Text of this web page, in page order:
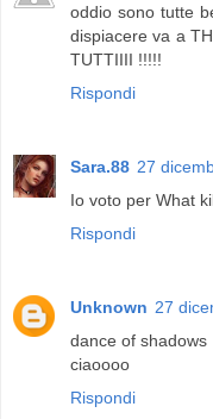
oddio sono tutte
dispiacere va a
TUTTIIII !!!!!
Rispondi
Sara.88 27
Io voto per What
Rispondi
Unknown 27
dance of shadows
ciaoooo
Rispondi